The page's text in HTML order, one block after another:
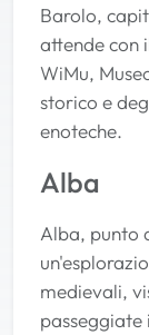
Barolo,
attende con
WiMu,
storico e
enoteche.
Alba
Alba, punto
medievali,
passeggiate